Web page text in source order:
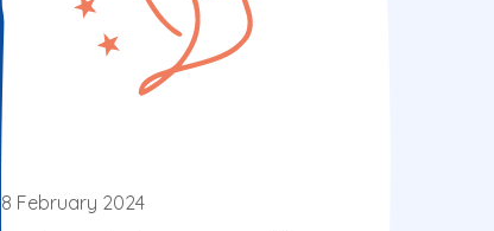
8 February 2024